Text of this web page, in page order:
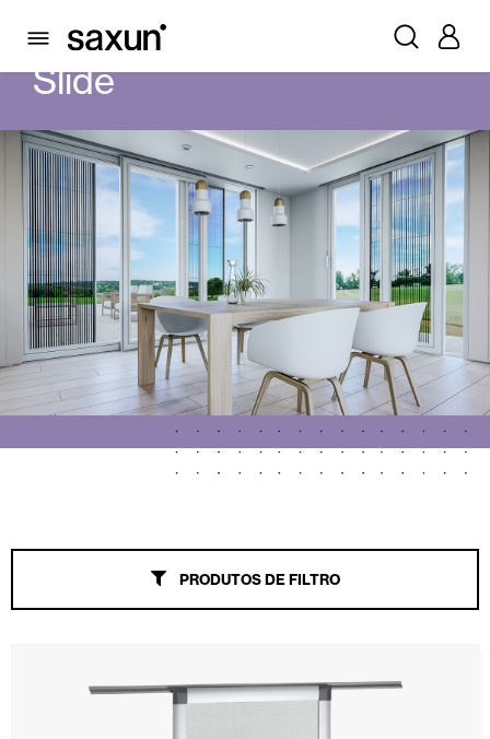
PRODUTOS MOSQUITEIRAS
Slide
Persianas Enroláveis e Caixas
Pérgulas
Lâminas Quebra-Sol e Maiorquinas
Cortina e persianas
Cortinas de Vidro
PRODUTOS DE FILTRO